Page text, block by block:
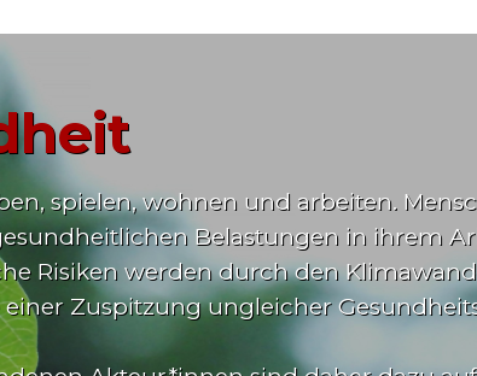
spielen, wohnen und arbeiten.
Belastungen in ihrem
Risiken werden durch den
Zuspitzung ungleicher